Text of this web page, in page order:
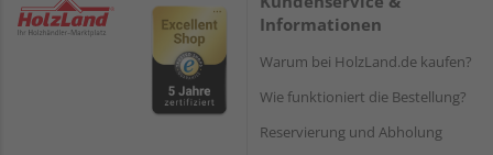
Informationen
Warum bei HolzLand.de kaufen?
Wie funktioniert die Bestellung?
Reservierung und Abholung